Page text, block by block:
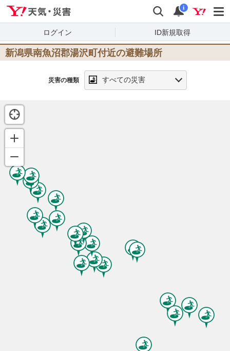
検索 通知
i
ログイン ID新規取得
新潟県南魚沼郡湯沢町 付近の避難場所
災害の種類 すべての災害